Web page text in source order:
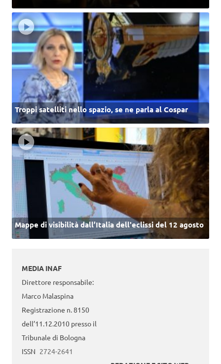
Troppi satelliti nello spazio, se ne parla al Cospar
Mappe di visibilità dall’Italia dell'eclissi del 12 agosto
MEDIA INAF
Direttore responsabile:
Marco Malaspina
Registrazione n. 8150
dell’11.12.2010 presso il
Tribunale di Bologna
ISSN 2724-2641